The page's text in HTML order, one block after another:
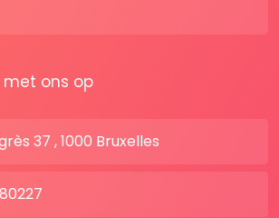
ons op
37 , 1000 Bruxelles